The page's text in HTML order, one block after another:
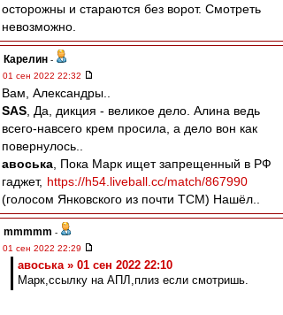
осторожны и стараются без ворот. Смотреть
невозможно.
Карелин -
01 сен 2022 22:32
Вам, Александры..
SAS , Да, дикция - великое дело. Алина ведь
всего-навсего крем просила, а дело вон как
повернулось..
авоська , Пока Марк ищет запрещенный в РФ
гаджет, https://h54.liveball.cc/match/867990
(голосом Янковского из почти ТСМ) Нашёл..
mmmmm -
01 сен 2022 22:29
авоська » 01 сен 2022 22:10
Марк,ссылку на АПЛ,плиз если смотришь.